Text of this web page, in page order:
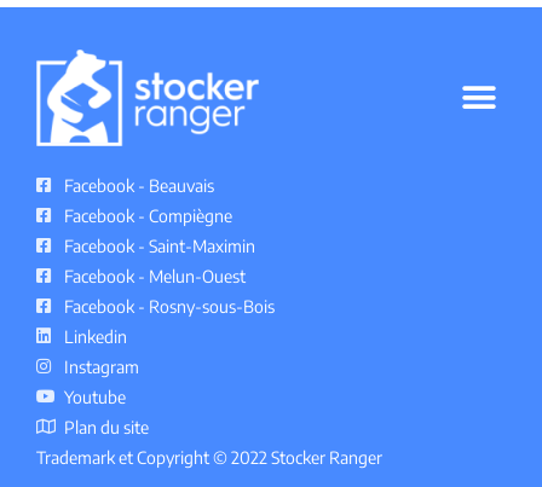
Facebook - Beauvais
Facebook - Compiègne
Facebook - Saint-Maximin
Facebook - Melun-Ouest
Facebook - Rosny-sous-Bois
Linkedin
Instagram
Youtube
Plan du site
Trademark et Copyright © 2022 Stocker Ranger